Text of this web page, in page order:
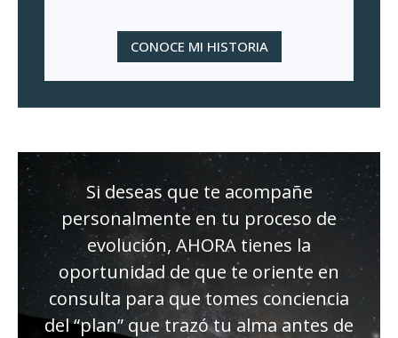
CONOCE MI HISTORIA
Si deseas que te acompañe
personalmente en tu proceso de
evolución, AHORA tienes la
oportunidad de que te oriente en
consulta para que tomes conciencia
del “plan” que trazó tu alma antes de